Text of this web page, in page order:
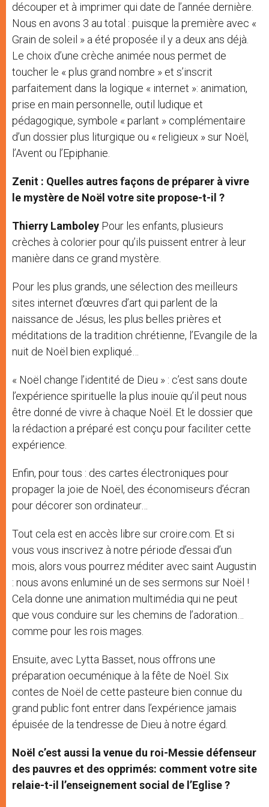
découper et à imprimer qui date de l’année dernière.
Nous en avons 3 au total : puisque la première avec «
Grain de soleil » a été proposée il y a deux ans déjà.
Le choix d’une crèche animée nous permet de
toucher le « plus grand nombre » et s’inscrit
parfaitement dans la logique « internet »: animation,
prise en main personnelle, outil ludique et
pédagogique, symbole « parlant » complémentaire
d’un dossier plus liturgique ou « religieux » sur Noël,
l’Avent ou l’Epiphanie.
Zenit : Quelles autres façons de préparer à vivre
le mystère de Noël votre site propose-t-il ?
Thierry Lamboley Pour les enfants, plusieurs
crèches à colorier pour qu’ils puissent entrer à leur
manière dans ce grand mystère.
Pour les plus grands, une sélection des meilleurs
sites internet d’œuvres d’art qui parlent de la
naissance de Jésus, les plus belles prières et
méditations de la tradition chrétienne, l’Evangile de la
nuit de Noël bien expliqué…
« Noël change l’identité de Dieu » : c’est sans doute
l’expérience spirituelle la plus inouïe qu’il peut nous
être donné de vivre à chaque Noël. Et le dossier que
la rédaction a préparé est conçu pour faciliter cette
expérience.
Enfin, pour tous : des cartes électroniques pour
propager la joie de Noël, des économiseurs d’écran
pour décorer son ordinateur…
Tout cela est en accès libre sur croire.com. Et si
vous vous inscrivez à notre période d’essai d’un
mois, alors vous pourrez méditer avec saint Augustin
: nous avons enluminé un de ses sermons sur Noël !
Cela donne une animation multimédia qui ne peut
que vous conduire sur les chemins de l’adoration…
comme pour les rois mages.
Ensuite, avec Lytta Basset, nous offrons une
préparation oecuménique à la fête de Noël. Six
contes de Noël de cette pasteure bien connue du
grand public font entrer dans l’expérience jamais
épuisée de la tendresse de Dieu à notre égard.
Noël c’est aussi la venue du roi-Messie défenseur
des pauvres et des opprimés: comment votre site
relaie-t-il l’enseignement social de l’Eglise ?